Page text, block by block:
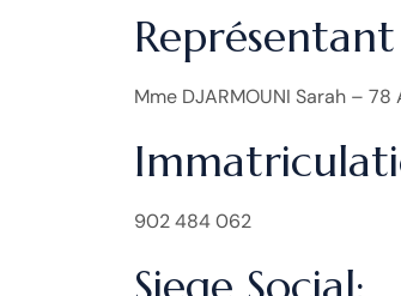
Mme DJARMOUNI Sarah –
902 484 062